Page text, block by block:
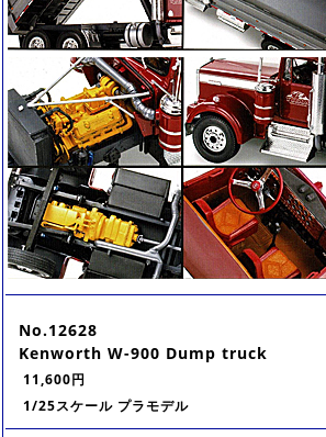
No.12628
Kenworth W-900 Dump truck
11,600円
1/25スケール プラモデル